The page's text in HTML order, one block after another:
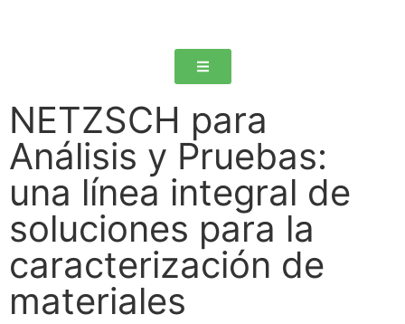
NETZSCH para
Análisis y Pruebas:
una línea integral de
soluciones para la
caracterización de
materiales